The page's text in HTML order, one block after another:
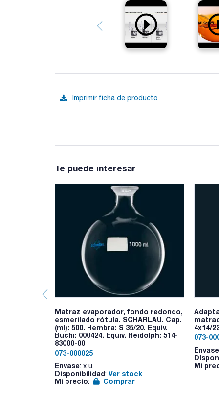
Imprimir ficha de producto
Te puede interesar
Matraz evaporador, fondo redondo,
esmerilado rótula. SCHARLAU. Cap.
(ml): 500. Hembra: S 35/20. Equiv.
Büchi: 000424. Equiv. Heidolph: 514-
83000-00
073-000025
Envase: x u.
Disponibilidad: Ver stock
Mi precio: Comprar
4x14/
073-
Envase
Mi